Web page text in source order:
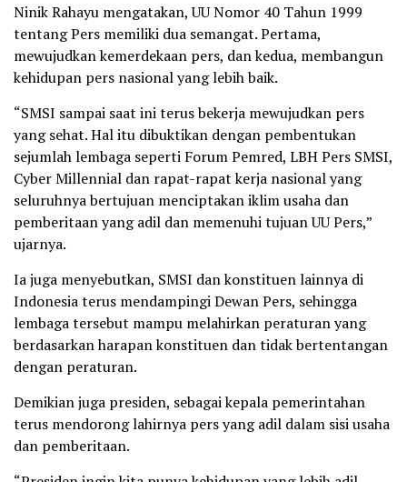
Ninik Rahayu mengatakan, UU Nomor 40 Tahun 1999
tentang Pers memiliki dua semangat. Pertama,
mewujudkan kemerdekaan pers, dan kedua, membangun
kehidupan pers nasional yang lebih baik.
“SMSI sampai saat ini terus bekerja mewujudkan pers
yang sehat. Hal itu dibuktikan dengan pembentukan
sejumlah lembaga seperti Forum Pemred, LBH Pers SMSI,
Cyber Millennial dan rapat-rapat kerja nasional yang
seluruhnya bertujuan menciptakan iklim usaha dan
pemberitaan yang adil dan memenuhi tujuan UU Pers,”
ujarnya.
Ia juga menyebutkan, SMSI dan konstituen lainnya di
Indonesia terus mendampingi Dewan Pers, sehingga
lembaga tersebut mampu melahirkan peraturan yang
berdasarkan harapan konstituen dan tidak bertentangan
dengan peraturan.
Demikian juga presiden, sebagai kepala pemerintahan
terus mendorong lahirnya pers yang adil dalam sisi usaha
dan pemberitaan.